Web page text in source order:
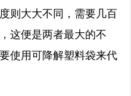
则大大不同，需要几百
这便是两者最大的不
使用可降解塑料袋来代